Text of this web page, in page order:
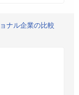
ナル企業の比較